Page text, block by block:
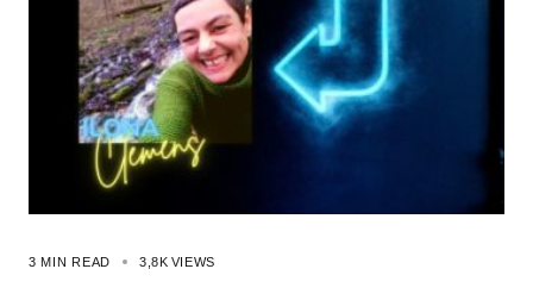
3 MIN READ 3,8K VIEWS